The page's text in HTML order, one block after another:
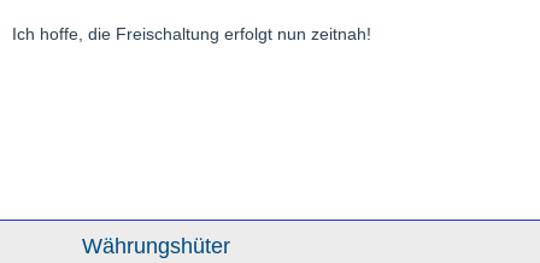
Ich hoffe, die Freischaltung erfolgt nun zeitnah!
Währungshüter